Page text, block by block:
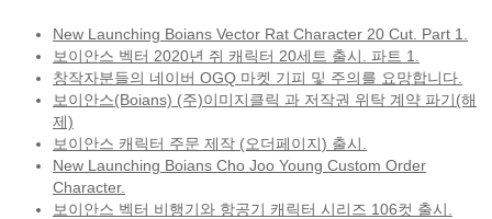
New Launching Boians Vector Rat Character 20 Cut. Part 1.
보이안스 벡터 2020년 쥐 캐릭터 20세트 출시. 파트 1.
창작자분들의 네이버 OGQ 마켓 기피 및 주의를 요망합니다.
보이안스(Boians) (주)이미지클릭 과 저작권 위탁 계약 파기(해
제)
보이안스 캐릭터 주문 제작 (오더페이지) 출시.
New Launching Boians Cho Joo Young Custom Order
Character.
보이안스 벡터 비행기와 항공기 캐릭터 시리즈 106컷 출시.